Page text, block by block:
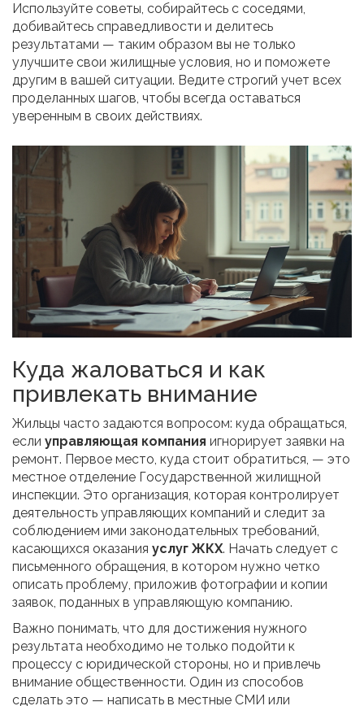
Используйте советы, собирайтесь с соседями,
добивайтесь справедливости и делитесь
результатами — таким образом вы не только
улучшите свои жилищные условия, но и поможете
другим в вашей ситуации. Ведите строгий учет всех
проделанных шагов, чтобы всегда оставаться
уверенным в своих действиях.
Куда жаловаться и как
привлекать внимание
Жильцы часто задаются вопросом: куда обращаться,
если управляющая компания игнорирует заявки на
ремонт. Первое место, куда стоит обратиться, — это
местное отделение Государственной жилищной
инспекции. Это организация, которая контролирует
деятельность управляющих компаний и следит за
соблюдением ими законодательных требований,
касающихся оказания услуг ЖКХ. Начать следует с
письменного обращения, в котором нужно четко
описать проблему, приложив фотографии и копии
заявок, поданных в управляющую компанию.
Важно понимать, что для достижения нужного
результата необходимо не только подойти к
процессу с юридической стороны, но и привлечь
внимание общественности. Один из способов
сделать это — написать в местные СМИ или